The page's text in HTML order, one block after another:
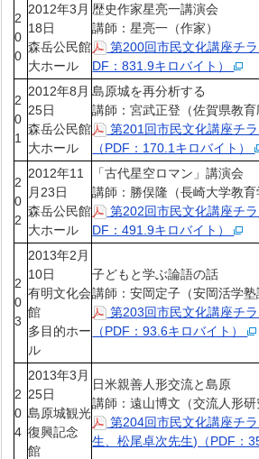
2
0
0
2012年3月
18日
森岳公民館
大ホール
歴史作家星亮一講演会
講師：星亮一（作家）
第200回市民文化講座チ
DF：831.9キロバイト）
2
0
1
2012年8月
25日
森岳公民館
大ホール
島原城を再分析する
講師：宮武正登（佐賀県教育
第201回市民文化講座チ
（PDF：170.1キロバイト）
2
0
2
2012年11
月23日
森岳公民館
大ホール
「古代星空ロマン」講演会
講師：勝俣隆（長崎大学教育
第202回市民文化講座チ
DF：491.9キロバイト）
2
0
3
2013年2月
10日
有明文化会
館
多目的ホー
ル
子どもと学ぶ論語の話
講師：安岡定子（安岡活学塾
第203回市民文化講座チ
（PDF：93.6キロバイト）
2
0
4
2013年3月
25日
島原城観光
復興記念
館
日米親善人形交流と島原
講師：遠山博文（交流人形
第204回市民文化講座チ
生、松尾卓次先生)（PDF：